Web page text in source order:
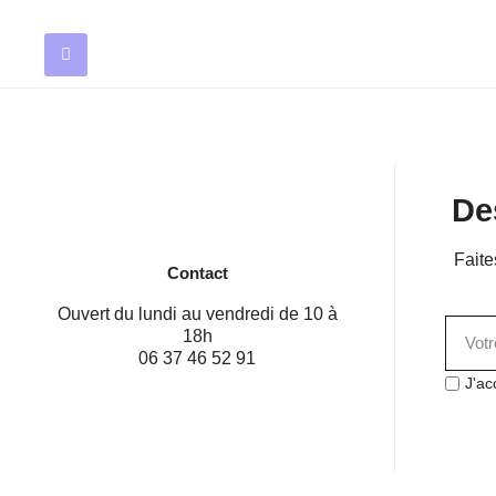
Contact
Ouvert du lundi au vendredi de 10 à
18h
06 37 46 52 91